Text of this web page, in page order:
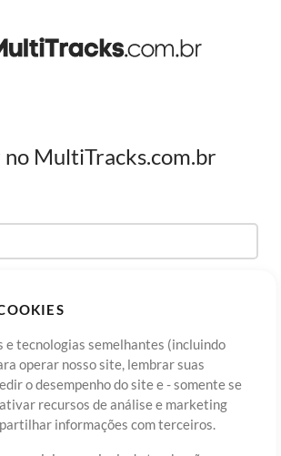
e tecnologias semelhantes (incluindo
operar nosso site, lembrar suas
o desempenho do site e - somente se
recursos de análise e marketing
informações com terceiros.
MultiTracks.com.br
sua senha?
Uso Política de Privacidade
Preferências de
Contato